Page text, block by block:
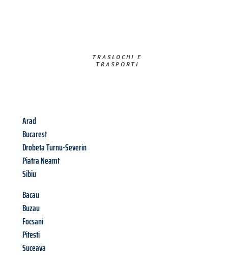
TRASLOCHI E
TRASPORTI​
Arad
Bucarest
Drobeta Turnu-Severin
Piatra Neamt
Sibiu
Bacau
Buzau
Focsani
Pitesti
Suceava